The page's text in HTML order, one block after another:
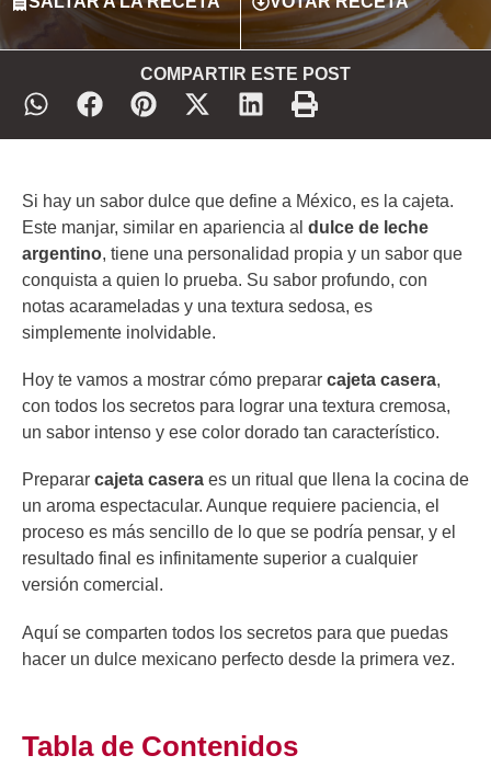
COMPARTIR ESTE POST
Si hay un sabor dulce que define a México, es la cajeta.
Este manjar, similar en apariencia al dulce de leche
argentino, tiene una personalidad propia y un sabor que
conquista a quien lo prueba. Su sabor profundo, con
notas acarameladas y una textura sedosa, es
simplemente inolvidable.
Hoy te vamos a mostrar cómo preparar cajeta casera,
con todos los secretos para lograr una textura cremosa,
un sabor intenso y ese color dorado tan característico.
Preparar cajeta casera es un ritual que llena la cocina de
un aroma espectacular. Aunque requiere paciencia, el
proceso es más sencillo de lo que se podría pensar, y el
resultado final es infinitamente superior a cualquier
versión comercial.
Aquí se comparten todos los secretos para que puedas
hacer un dulce mexicano perfecto desde la primera vez.
Tabla de Contenidos